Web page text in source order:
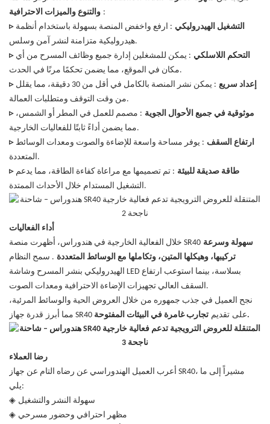
والتنوع والميزات الاحترافية :
▹
التشغيل الهيدروليكي : ارفع واخفض المنصة بسهولة باستخدام أنظمة
هيدروليكية متزامنة لنشر آمن وسلس.
▹
التحكم اللاسلكي : يمكن للمشغلين إدارة جميع وظائف المسرح من أي
مكان في الموقع، مما يضمن تحكمًا مرنًا في الحدث.
▹
إعداد سريع
: يمكن نشر المنصة بالكامل في أقل من 30 دقيقة، مما يقلل
من وقت التوقف ومتطلبات العمالة.
▹
موثوقية في جميع الأحوال الجوية : مصمم للعمل في المطر أو الشمس،
مما يضمن أداءً ثابتًا للفعاليات الخارجية.
▹
ارتفاع السقف : يوفر مساحة واسعة للإضاءة والصوت ومعدات الوسائط
المتعددة.
▹
طاقة صديقة للبيئة : تم تصميمها مع مراعاة كفاءة الطاقة، مما يدعم
التشغيل المستدام خلال الأحداث الممتدة.
أداء الفعاليات
خلال الفعالية الخارجية في هندوراس، أظهرت منصة SR40 سهولة وسرعة
تركيبها، وهيكلها المتين، وتكاملها مع الوسائط المتعددة . سمح النظام
الهيدروليكي بنشر المسرح وشاشة LED بسلاسة، بينما استوعب ارتفاع
السقف العالي تجهيزات الإضاءة الاحترافية ومعدات الصوت.
نجح العميل في جذب جمهوره من خلال العروض الحية والوسائط المرئية،
مما أبرز
قدرة جهاز SR40 على تقديم تجارب غامرة في البيئات المفتوحة.
رضا العملاء
أعرب العميل الهندوراسي عن رضاه التام عن جهاز SR40، مشيراً إلى ما
يلي:
◈ سهولة النشر والتشغيل
◈ مظهر احترافي وحضور مسرحي